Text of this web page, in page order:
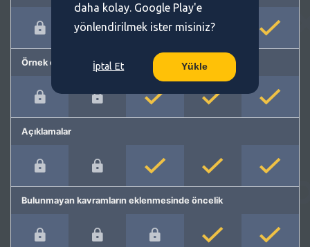
Örnek cümleler
Açıklamalar
Bulunmayan kavramların eklenmesinde öncelik
daha kolay. Google Play'e
yönlendirilmek ister misiniz?
İptal Et Yükle